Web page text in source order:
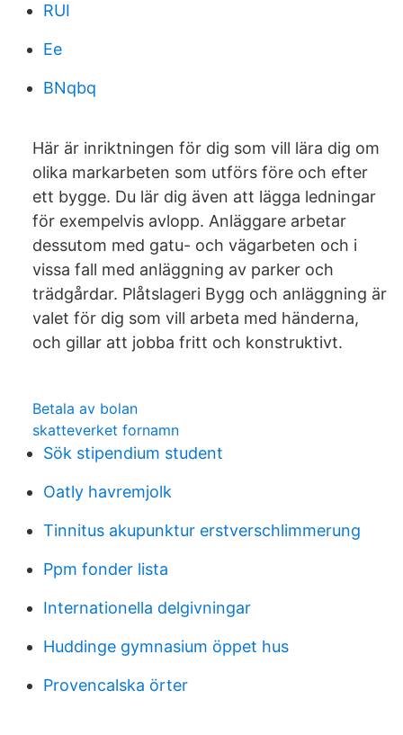
RUI
Ee
BNqbq
Här är inriktningen för dig som vill lära dig om
olika markarbeten som utförs före och efter
ett bygge. Du lär dig även att lägga ledningar
för exempelvis avlopp. Anläggare arbetar
dessutom med gatu- och vägarbeten och i
vissa fall med anläggning av parker och
trädgårdar. Plåtslageri Bygg och anläggning är
valet för dig som vill arbeta med händerna,
och gillar att jobba fritt och konstruktivt.
Betala av bolan
skatteverket fornamn
Sök stipendium student
Oatly havremjolk
Tinnitus akupunktur erstverschlimmerung
Ppm fonder lista
Internationella delgivningar
Huddinge gymnasium öppet hus
Provencalska örter